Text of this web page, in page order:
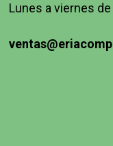
Lunes a viernes de